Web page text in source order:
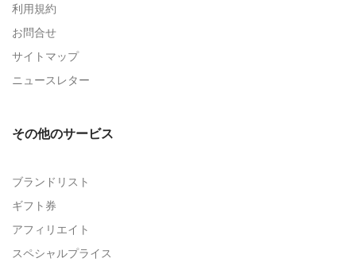
利用規約
お問合せ
サイトマップ
ニュースレター
その他のサービス
ブランドリスト
ギフト券
アフィリエイト
スペシャルプライス